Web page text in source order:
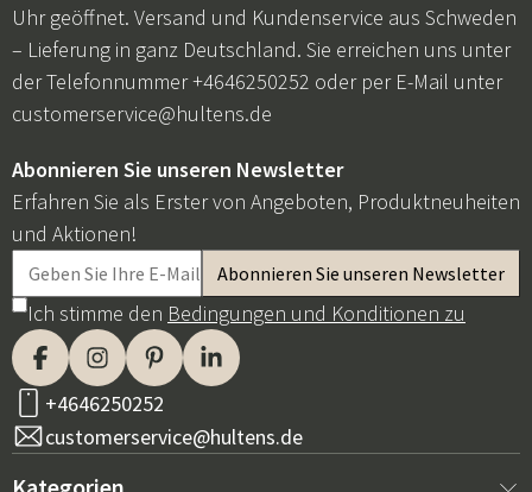
Uhr geöffnet. Versand und Kundenservice aus Schweden
– Lieferung in ganz Deutschland. Sie erreichen uns unter
der Telefonnummer +4646250252 oder per E-Mail unter
customerservice@hultens.de
Abonnieren Sie unseren Newsletter
Erfahren Sie als Erster von Angeboten, Produktneuheiten
und Aktionen!
Ich stimme den Bedingungen und Konditionen zu
+4646250252
customerservice@hultens.de